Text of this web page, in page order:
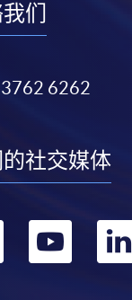
们
3762 6262
社交媒体
转 转